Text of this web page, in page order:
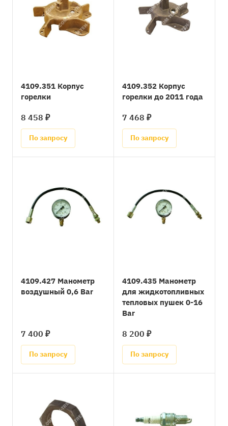
4109.351 Корпус
горелки
8 458 ₽
По запросу
4109.352 Корпус
горелки до 2011 года
7 468 ₽
По запросу
4109.427 Манометр
воздушный 0,6 Bar
7 400 ₽
По запросу
4109.435 Манометр
для жидкотопливных
тепловых пушек 0-16
Bar
8 200 ₽
По запросу